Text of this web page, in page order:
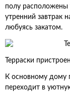
полу
утренний завтрак
любуясь закатом.
Терраски
К основному дому
переходит в